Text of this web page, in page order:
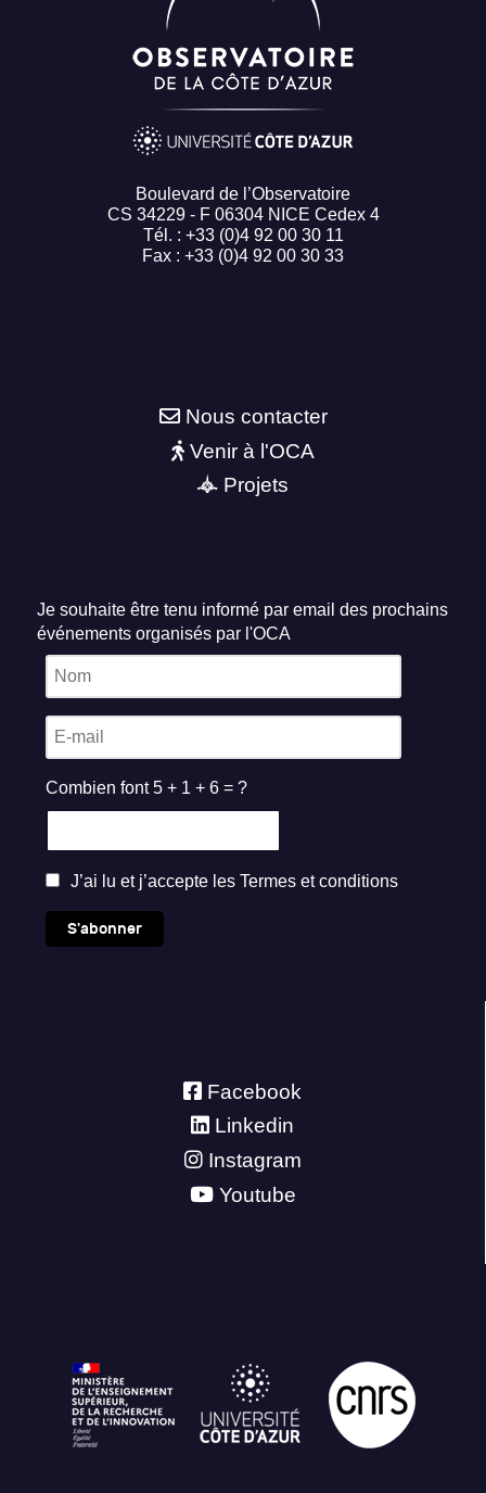
Boulevard de l’Observatoire
CS 34229 - F 06304 NICE Cedex 4
Tél. : +33 (0)4 92 00 30 11
Fax : +33 (0)4 92 00 30 33
Nous contacter
Venir à l'OCA
Projets
Je souhaite être tenu informé par email des prochains
événements organisés par l'OCA
Combien font 5 + 1 + 6 = ?
J’ai lu et j’accepte les Termes et conditions
S'abonner
Facebook
Linkedin
Instagram
Youtube